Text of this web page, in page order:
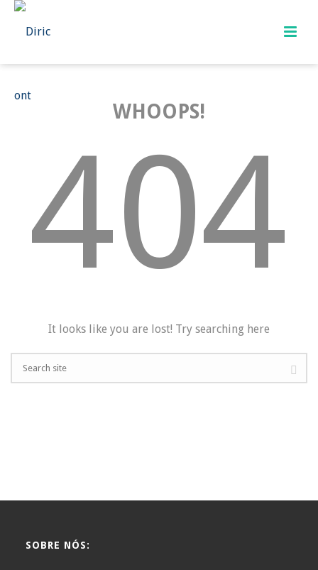
WHOOPS!
404
It looks like you are lost! Try searching here
SOBRE NÓS: